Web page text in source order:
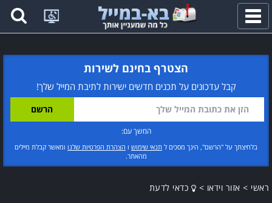
פתח
תפריט
הצטרף בחינם לשירות
קבל עדכונים על תכנים חדשים ישירות לתיבת המייל שלך!
המשך עם:
בלחיצתך על "הרשם", הינך מסכים ל תנאי שימוש ו הצהרת הפרטיות שלנו ומאשר קבלת מיילים
מהאתר.
ראשי > אזור וידאו > כדאי לדעת